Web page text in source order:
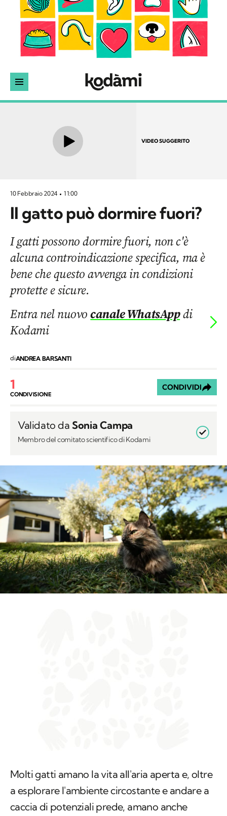
VIDEO SUGGERITO
10 Febbraio 2024 11:00
Il gatto può dormire fuori?
I gatti possono dormire fuori, non c'è
alcuna controindicazione specifica, ma è
bene che questo avvenga in condizioni
protette e sicure.
Entra nel nuovocanale WhatsAppdi
Kodami
diANDREA BARSANTI
1
CONDIVISIONE
CONDIVIDI
Validato daSonia Campa
Membro del comitato scientifico di Kodami
Molti gatti amano la vita all'aria aperta e, oltre
a esplorare l'ambiente circostante e andare a
caccia di potenziali prede, amano anche